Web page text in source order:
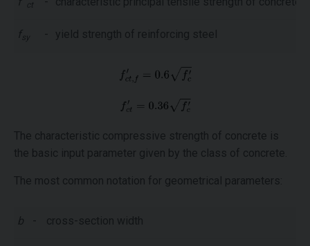
ct
fsy - yield strength of reinforcing steel
The characteristic compressive strength of concrete is
the basic input parameter given by the class of concrete.
The most common notation for geometrical parameters:
b - cross-section width